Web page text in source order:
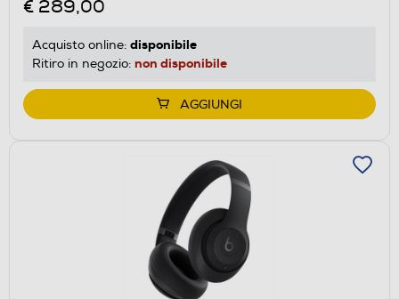
€ 289,00
Acquisto online: disponibile
Ritiro in negozio: non disponibile
AGGIUNGI